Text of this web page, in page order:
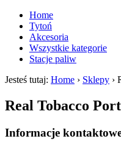
Home
Tytoń
Akcesoria
Wszystkie kategorie
Stacje paliw
Jesteś tutaj: Home › Sklepy ›
Real Tobacco
Informacje